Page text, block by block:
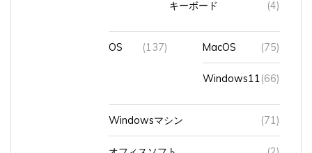
OS (137) MacOS (75)
Windows11(66)
Windowsマシン (71)
オフィスソフト (2)